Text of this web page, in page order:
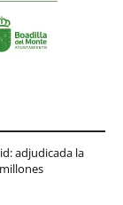
adjudicada la